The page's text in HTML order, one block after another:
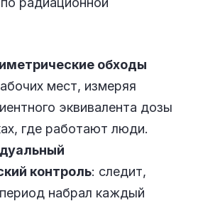
обходы
мест, измеряя
эквивалента дозы
где работают люди.
контроль: следит,
набрал каждый